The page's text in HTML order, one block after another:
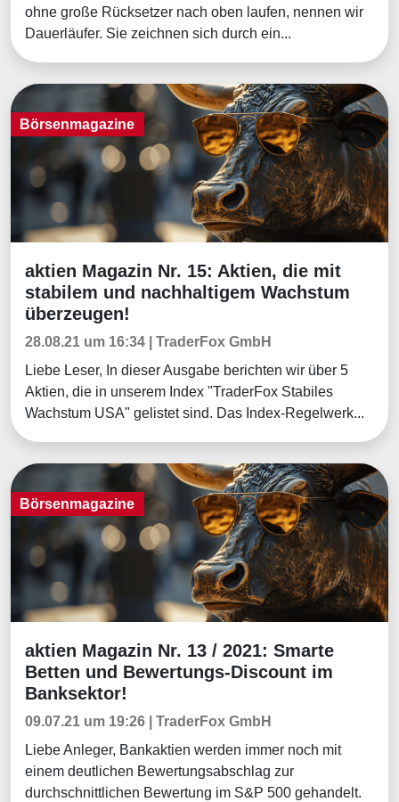
ohne große Rücksetzer nach oben laufen, nennen wir
Dauerläufer. Sie zeichnen sich durch ein...
Börsenmagazine
Börsenmagazine
aktien Magazin Nr. 15: Aktien, die mit
stabilem und nachhaltigem Wachstum
überzeugen!
28.08.21 um 16:34 | TraderFox GmbH
Liebe Leser, In dieser Ausgabe berichten wir über 5
Aktien, die in unserem Index "TraderFox Stabiles
Wachstum USA" gelistet sind. Das Index-Regelwerk...
Börsenmagazine
Börsenmagazine
aktien Magazin Nr. 13 / 2021: Smarte
Betten und Bewertungs-Discount im
Banksektor!
09.07.21 um 19:26 | TraderFox GmbH
Liebe Anleger, Bankaktien werden immer noch mit
einem deutlichen Bewertungsabschlag zur
durchschnittlichen Bewertung im S&P 500 gehandelt.